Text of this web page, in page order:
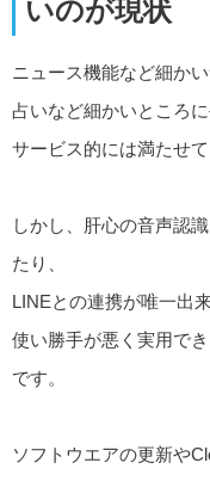
いのが現状
ニュース機能など細か
占いなど細かいところ
サービス的には満たせ
しかし、肝心の音声認
たり、
LINEとの連携が唯一出
使い勝手が悪く実用で
です。
ソフトウエアの更新や